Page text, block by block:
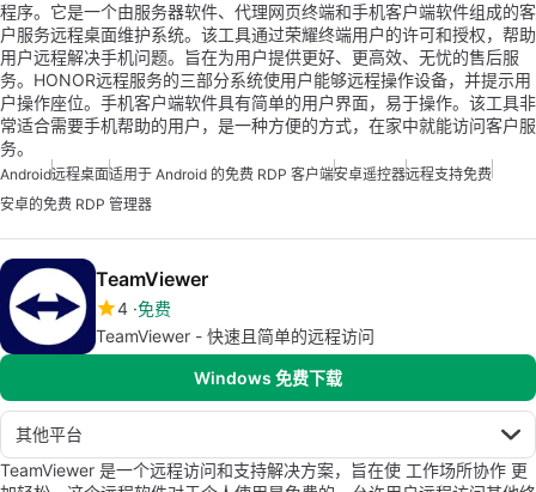
程序。它是一个由服务器软件、代理网页终端和手机客户端软件组成的客
户服务远程桌面维护系统。该工具通过荣耀终端用户的许可和授权，帮助
用户远程解决手机问题。旨在为用户提供更好、更高效、无忧的售后服
务。HONOR远程服务的三部分系统使用户能够远程操作设备，并提示用
户操作座位。手机客户端软件具有简单的用户界面，易于操作。该工具非
常适合需要手机帮助的用户，是一种方便的方式，在家中就能访问客户服
务。
Android远程桌面适用于 Android 的免费 RDP 客户端安卓遥控器远程支持免费
安卓的免费 RDP 管理器
TeamViewer
4 免费
TeamViewer - 快速且简单的远程访问
Windows 免费下载
其他平台
TeamViewer 是一个远程访问和支持解决方案，旨在使 工作场所协作 更